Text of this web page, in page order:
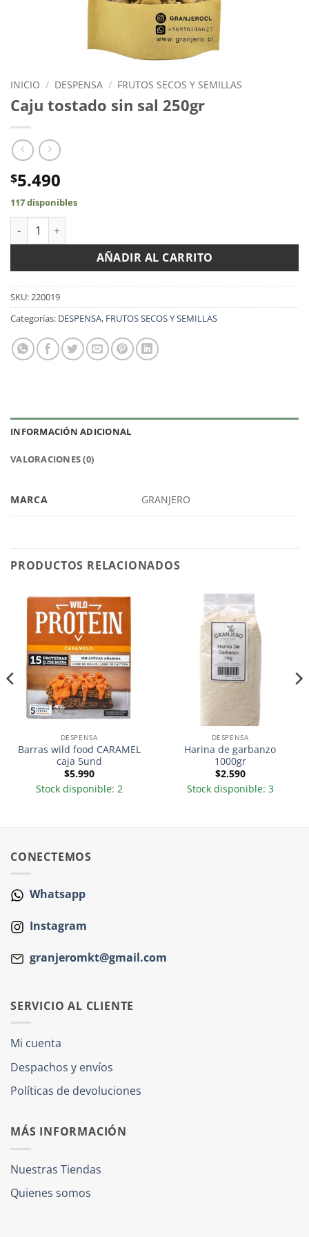
INICIO / DESPENSA / FRUTOS SECOS Y SEMILLAS
Caju tostado sin sal 250gr
$5.490
117 disponibles
Caju tostado sin sal 250gr cantidad
AÑADIR AL CARRITO
SKU:220019
Categorías: DESPENSA, FRUTOS SECOS Y SEMILLAS
INFORMACIÓN ADICIONAL
VALORACIONES (0)
MARCA GRANJERO
PRODUCTOS RELACIONADOS
DESPENSA
Barras wild food CARAMEL
caja 5und
$5.990
Stock disponible: 2
DESPENSA
Harina de garbanzo
1000gr
$2.590
Stock disponible: 3
CONECTEMOS
Whatsapp
Instagram
granjeromkt@gmail.com
SERVICIO AL CLIENTE
Mi cuenta
Despachos y envíos
Políticas de devoluciones
MÁS INFORMACIÓN
Nuestras Tiendas
Quienes somos